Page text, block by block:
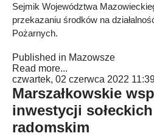
Sejmik Województwa
przekazaniu środków na
Pożarnych.
Published in Mazowsze
Read more...
czwartek, 02 czerwca 2022
Marszałkowskie
inwestycji
radomskim